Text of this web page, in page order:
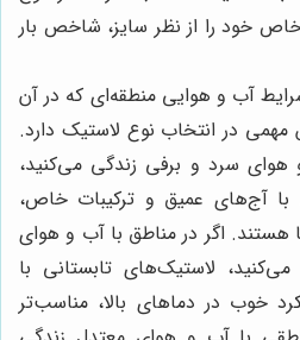
خود را از نظر سایز، شاخص بار
آب و هوایی منطقه‌ای که در آن
مهمی در انتخاب نوع لاستیک دارد.
هوای سرد و برفی زندگی می‌کنید،
با آج‌های عمیق و ترکیبات خاص،
هستند. اگر در مناطق با آب و هوای
لاستیک‌های تابستانی با
خوب در دماهای بالا، مناسب‌تر